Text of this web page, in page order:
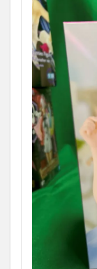
『
ャイナ・
アンテ
ークver.
ー』
1.8.5
『Re:ゼ
から始め
る異世界
生活 プ
レシャス
フィギ
ア レ
～おでか
けコーデ
ver.～